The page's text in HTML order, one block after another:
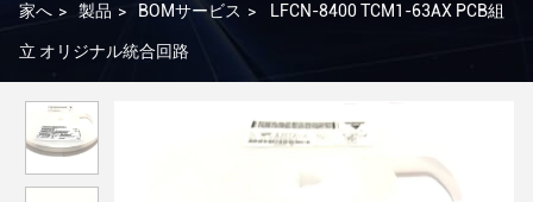
家へ > 製品 > BOMサービス > LFCN-8400 TCM1-63AX PCB組
立 オリジナル統合回路